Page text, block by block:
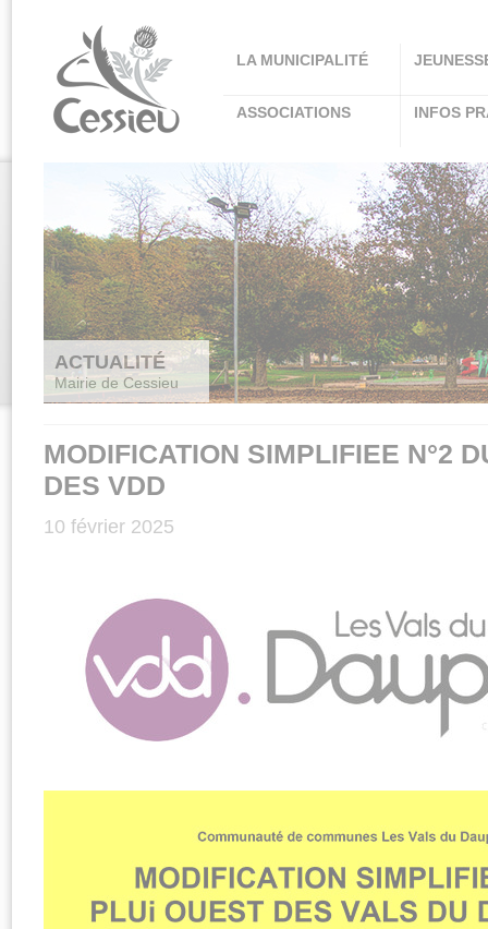
LA MUNICIPALITÉ
ASSOCIATIONS INFOS
ACTUALITÉ
Mairie de Cessieu
MODIFICATION SIMPLIFIEE N°2
DES VDD
10 février 2025